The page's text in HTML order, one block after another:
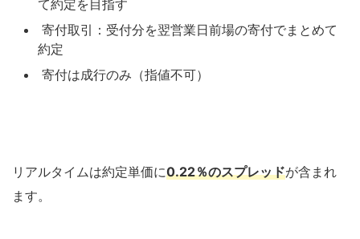
て約定を目指す
寄付取引：受付分を翌営業日前場の寄付でまとめて
約定
寄付は成行のみ（指値不可）
リアルタイムは約定単価に0.22％のスプレッドが含まれ
ます。